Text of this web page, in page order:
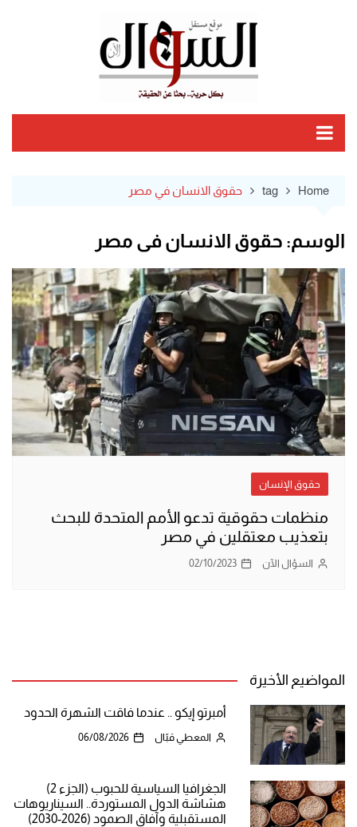
Home
tag حقوق الانسان في مصر
الوسم: حقوق الانسان في مصر
حقوق الإنسان
منظمات حقوقية تدعو الأمم المتحدة للبحث
بتعذيب معتقلين في مصر
السؤال الآن 02/10/2023
المواضيع الأخيرة
أمبرتو إيكو .. عندما فاقت الشهرة الحدود
المعطي قبّال 06/08/2026
الجغرافيا السياسية للحبوب (الجزء 2)
هشاشة الدول المستوردة.. السيناريوهات
المستقبلية وآفاق الصمود (2026-2030)